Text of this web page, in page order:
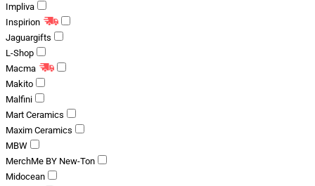
Impliva
Inspirion
Jaguargifts
L-Shop
Macma
Makito
Malfini
Mart Ceramics
Maxim Ceramics
MBW
MerchMe BY New-Ton
Midocean